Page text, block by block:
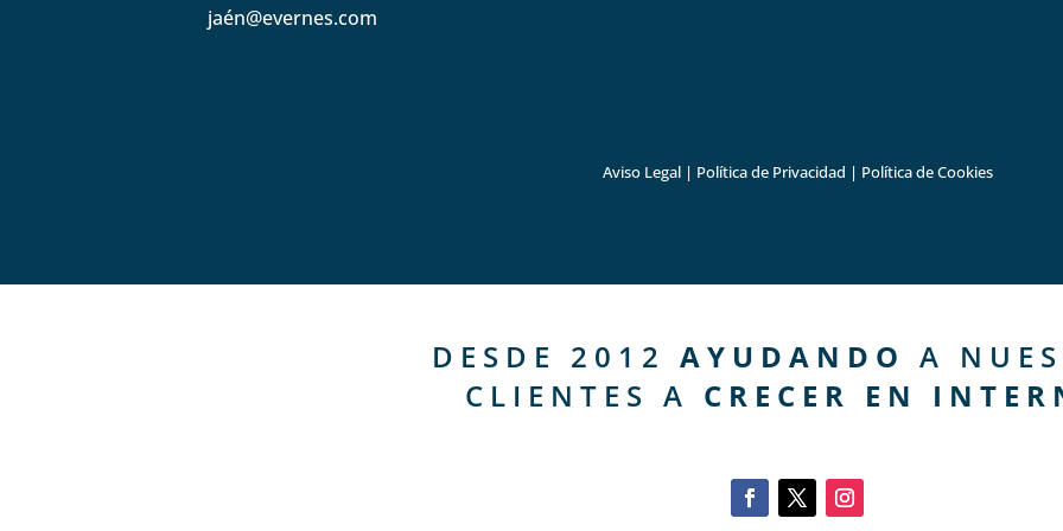
jaén@evernes.com
Aviso Legal| Política de Privacidad | Política de Cookies
DESDE 2012 AYUDANDO A
CLIENTES A CRECER EN